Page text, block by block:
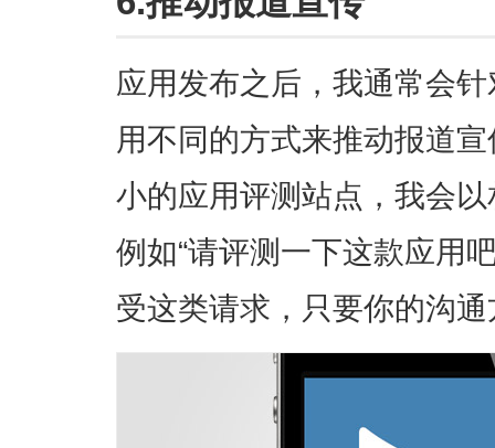
应用发布之后，我通常会
用不同的方式来推动报道
小的应用评测站点，我会
例如“请评测一下这款应用
受这类请求，只要你的沟